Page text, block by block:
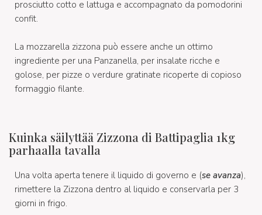
prosciutto cotto e lattuga e accompagnato da pomodorini
confit.
La mozzarella zizzona può essere anche un ottimo
ingrediente per una Panzanella, per insalate ricche e
golose, per pizze o verdure gratinate ricoperte di copioso
formaggio filante.
Kuinka säilyttää Zizzona di Battipaglia 1kg
parhaalla tavalla
Una volta aperta tenere il liquido di governo e (se avanza),
rimettere la Zizzona dentro al liquido e conservarla per 3
giorni in frigo.